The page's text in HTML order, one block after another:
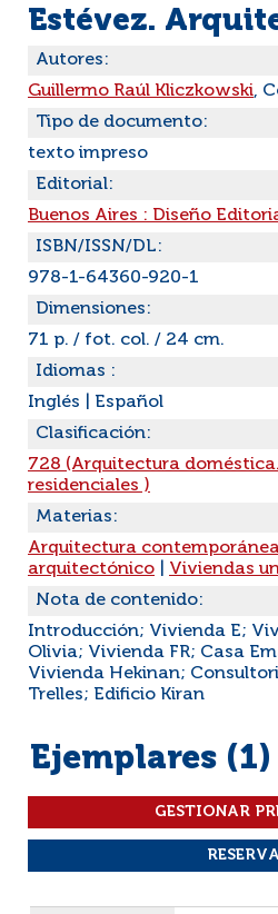
Estévez.
Autores:
Guillermo Raúl Kliczkowski,
Tipo de documento:
texto impreso
Editorial:
Buenos Aires : Diseño
ISBN/ISSN/DL:
978-1-64360-920-1
Dimensiones:
71 p. / fot. col. / 24 cm.
Idiomas :
Inglés
Español
Clasificación:
728 (Arquitectura
residenciales )
Materias:
Arquitectura
arquitectónico
Viviendas
Nota de contenido:
Introducción; Vivienda E;
Olivia; Vivienda FR; Casa
Vivienda Hekinan;
Trelles; Edificio Kiran
Ejemplares (1)